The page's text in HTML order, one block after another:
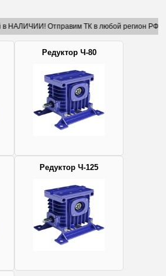
Отправим ТК в любой регион РФ и СНГ.
Редуктор Ч-80
Редуктор Ч-125